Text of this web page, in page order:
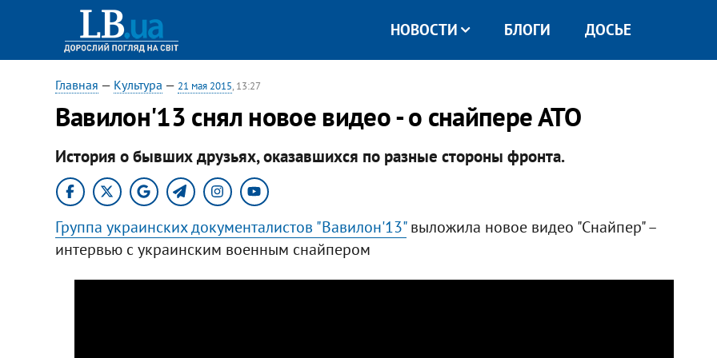
НОВОСТИ БЛОГИ ДОСЬЕ
Главная — Культура — 21 мая 2015, 13:27
Вавилон'13 снял новое видео - о снайпере АТО
История о бывших друзьях, оказавшихся по разные стороны фронта.
Группа украинских документалистов "Вавилон'13"выложила новое видео "Снайпер" –
интервью с украинским военным снайпером